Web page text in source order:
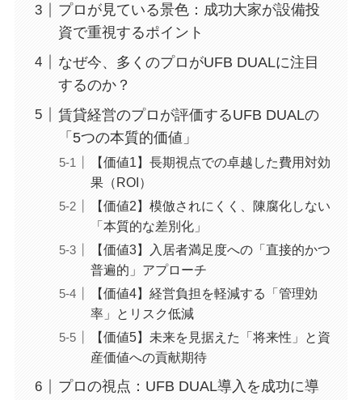
プロが見ている景色：成功大家が設備投
資で重視するポイント
なぜ今、多くのプロがUFB DUALに注目
するのか？
賃貸経営のプロが評価するUFB DUALの
「5つの本質的価値」
【価値1】長期視点での卓越した費用対効
果（ROI）
【価値2】模倣されにくく、陳腐化しない
「本質的な差別化」
【価値3】入居者満足度への「直接的かつ
普遍的」アプローチ
【価値4】経営負担を軽減する「管理効
率」とリスク低減
【価値5】未来を見据えた「将来性」と資
産価値への貢献期待
プロの視点：UFB DUAL導入を成功に導